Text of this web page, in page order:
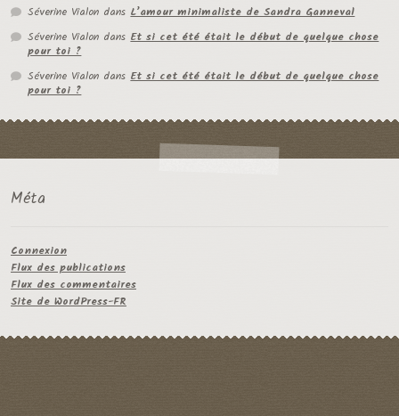
Séverine Vialon dansL’amour minimaliste de Sandra Ganneval
Séverine Vialon dansEt si cet été était le début de quelque chose
pour toi ?
Séverine Vialon dansEt si cet été était le début de quelque chose
pour toi ?
Méta
Connexion
Flux des publications
Flux des commentaires
Site de WordPress-FR